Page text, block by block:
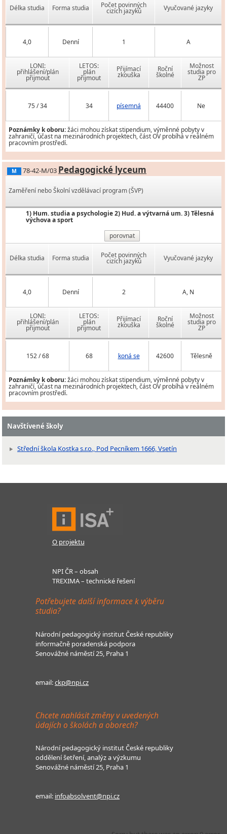
Délka studia Forma studia Počet povinných
cizích jazyků Vyučované jazyky
4,0 Denní 1 A
LONI:
přihlášení/plán
přijmout
LETOS:
plán
přijmout
Přijímací
zkouška
Roční
školné
Možnost
studia pro
ZP
75 / 34 34 písemná 44400 Ne
Poznámky k oboru:žáci mohou získat stipendium, výměnné pobyty v
zahraničí, účast na mezinárodních projektech, část OV probíhá v reálném
pracovním prostředí.
M 78-42-M/03 Pedagogické lyceum
Zaměření nebo Školní vzdělávací program (ŠVP)
1) Hum. studia a psychologie 2) Hud. a výtvarná um. 3) Tělesná
výchova a sport
porovnat
Délka studia Forma studia Počet povinných
cizích jazyků Vyučované jazyky
4,0 Denní 2 A, N
LONI:
přihlášení/plán
přijmout
LETOS:
plán
přijmout
Přijímací
zkouška
Roční
školné
Možnost
studia pro
ZP
152 / 68 68 koná se 42600 Tělesně
Poznámky k oboru:žáci mohou získat stipendium, výměnné pobyty v
zahraničí, účast na mezinárodních projektech, část OV probíhá v reálném
pracovním prostředí.
Navštívené školy
Střední škola Kostka s.r.o., Pod Pecníkem 1666, Vsetín
O projektu
NPI ČR – obsah
TREXIMA – technické řešení
Potřebujete další informace k výběru
studia?
Národní pedagogický institut České republiky
informačně poradenská podpora
Senovážné náměstí 25, Praha 1
email:ckp@npi.cz
Chcete nahlásit změny v uvedených
údajích o školách a oborech?
Národní pedagogický institut České republiky
oddělení šetření, analýz a výzkumu
Senovážné náměstí 25, Praha 1
email: infoabsolvent@npi.cz